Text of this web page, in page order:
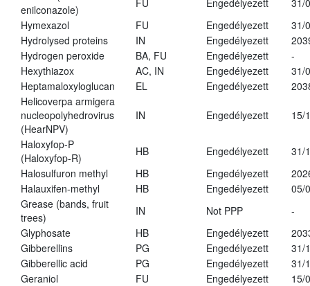
enilconazole)
FU Engedélyezett
31/
Hymexazol
FU Engedélyezett
31/
Hydrolysed proteins
IN Engedélyezett
Hydrogen peroxide
BA, FU Engedélyezett
-
Hexythiazox
AC, IN Engedélyezett
31/
Heptamaloxyloglucan
EL Engedélyezett
Helicoverpa armigera
nucleopolyhedrovirus
(HearNPV)
IN Engedélyezett 15/
Haloxyfop-P
(Haloxyfop-R)
HB Engedélyezett
31/
Halosulfuron methyl
HB Engedélyezett
Halauxifen-methyl
HB Engedélyezett
05/
Grease (bands, fruit
trees)
IN Not PPP
-
Glyphosate
HB Engedélyezett
Gibberellins
PG Engedélyezett
31/
Gibberellic acid
PG Engedélyezett
31/
Geraniol
FU Engedélyezett
15/